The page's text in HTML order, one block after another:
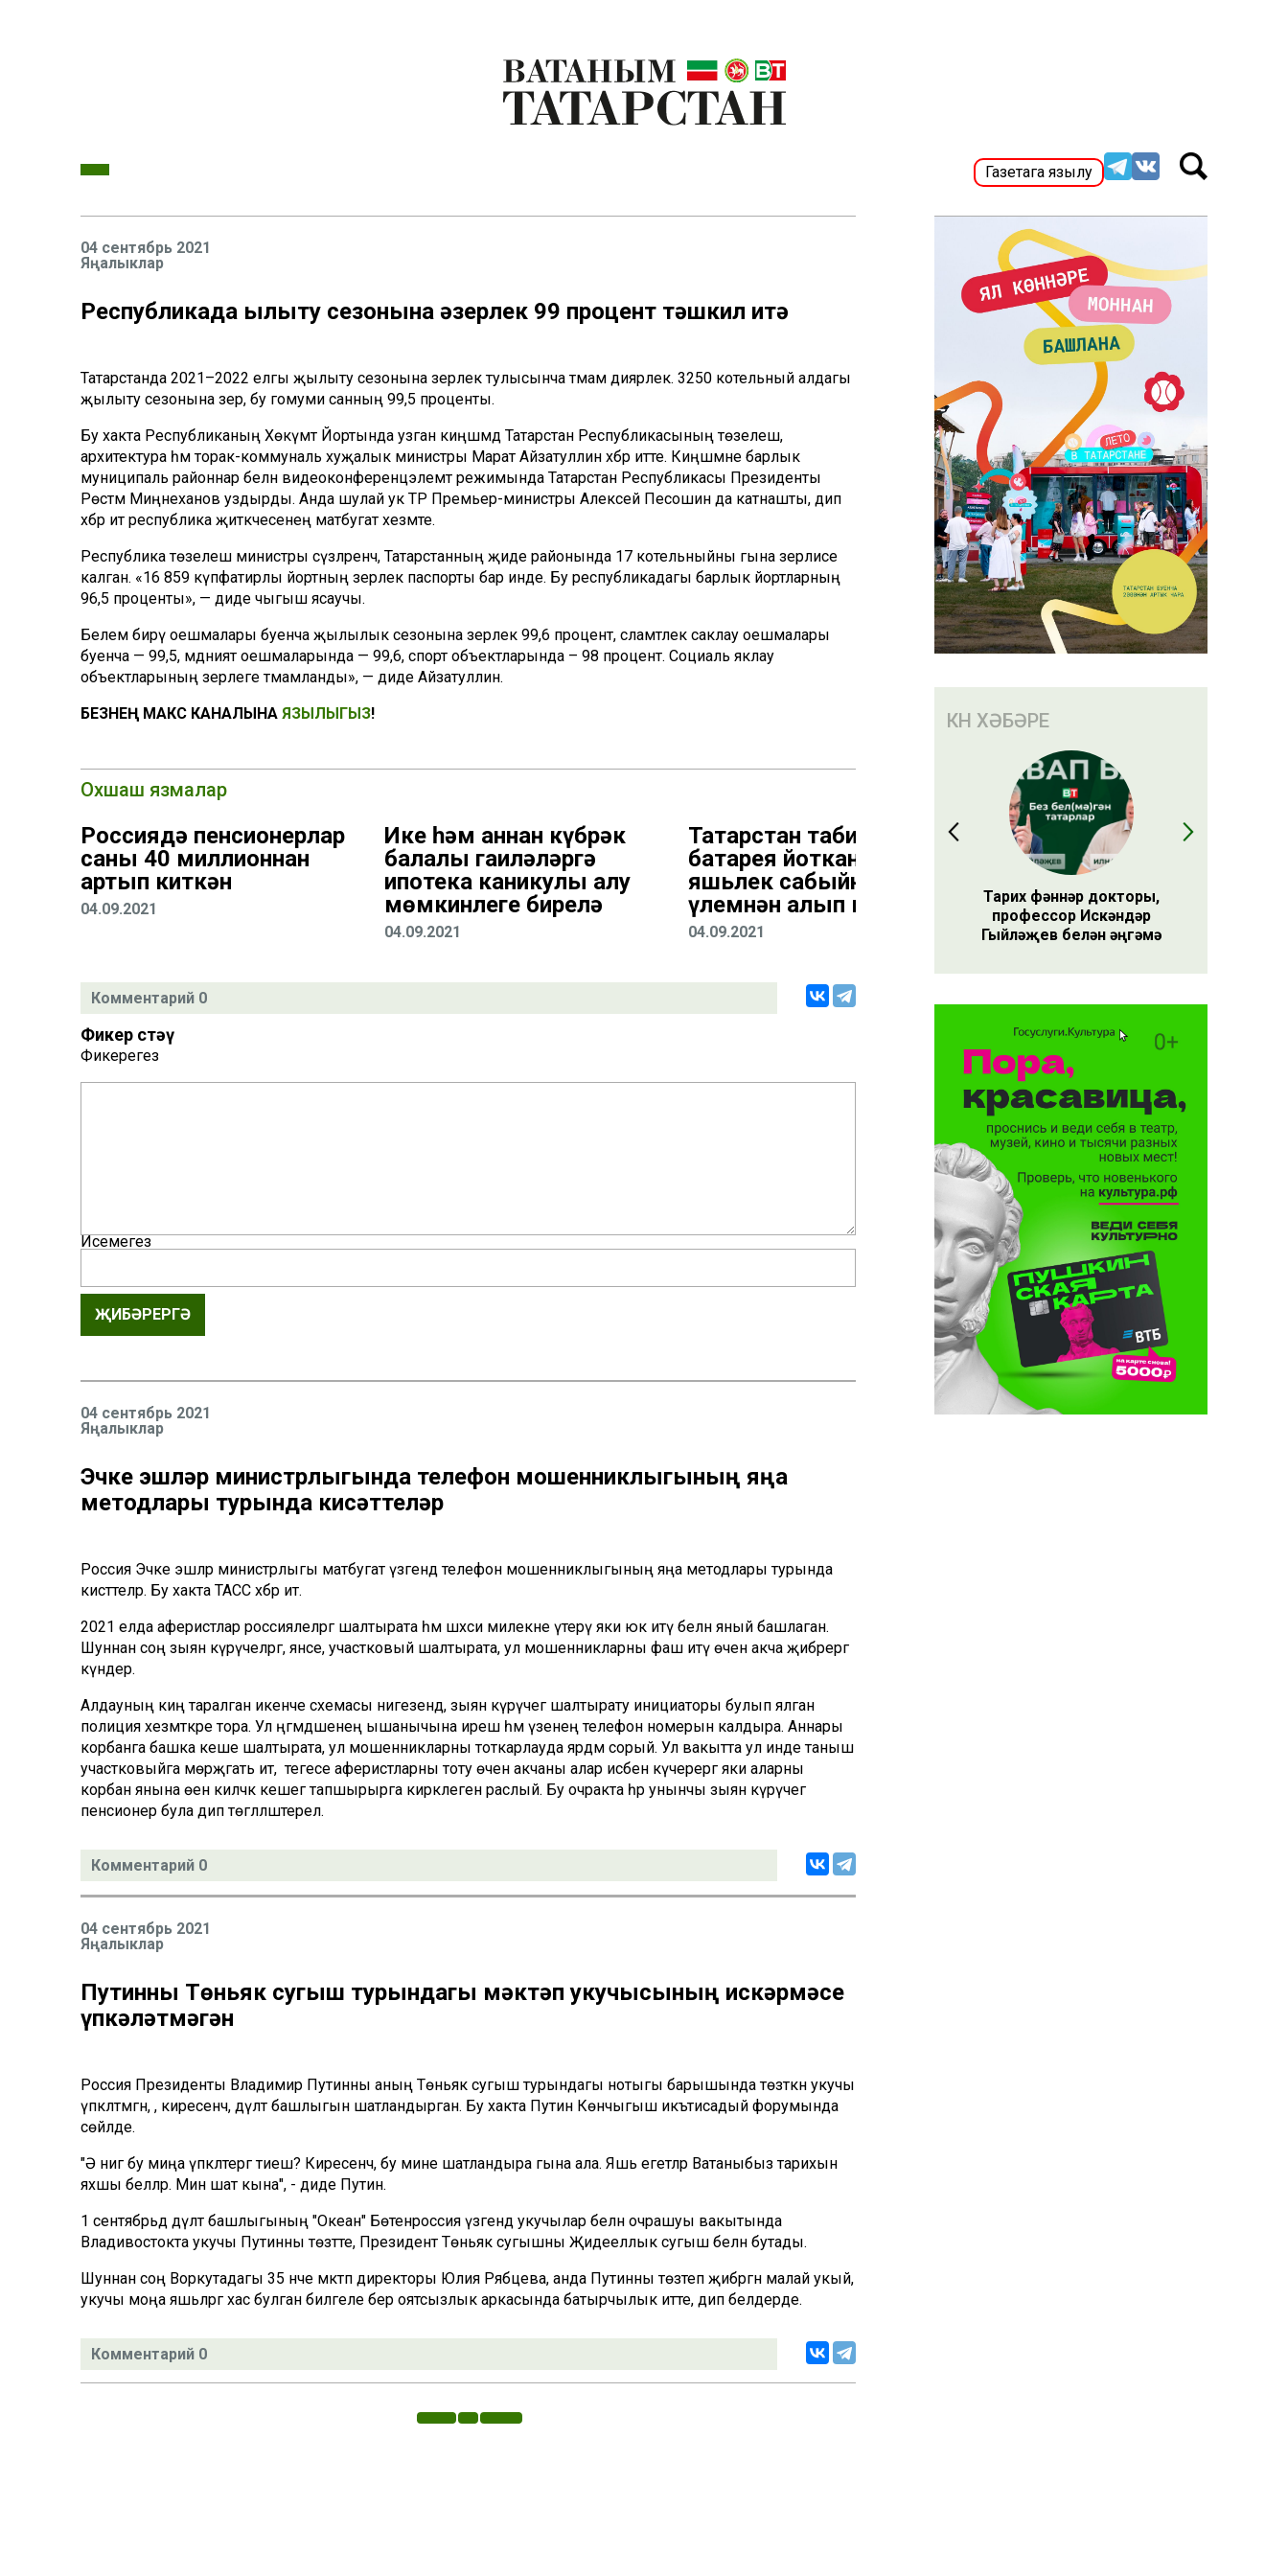
Газетага язылу
04 сентябрь 2021
Яңалыклар
Республикада җылыту сезонына әзерлек 99 процент тәшкил итә
Татарстанда 2021–2022 елгы җылыту сезонына әзерлек тулысынча тәмам диярлек. 3250 котельный алдагы
җылыту сезонына әзер, бу гомуми санның 99,5 проценты.
Бу хакта Республиканың Хөкүмәт Йортында узган киңәшмәдә Татарстан Республикасының төзелеш,
архитектура һәм торак-коммуналь хуҗалык министры Марат Айзатуллин хәбәр итте. Киңәшмәне барлык
муниципаль районнар белән видеоконференцэлемтә режимында Татарстан Республикасы Президенты
Рөстәм Миңнеханов уздырды. Анда шулай ук ТР Премьер-министры Алексей Песошин да катнашты, дип
хәбәр итә республика җитәкчесенең матбугат хезмәте.
Республика төзелеш министры сүзләренчә, Татарстанның җиде районында 17 котельныйны гына әзерлисе
калган. «16 859 күпфатирлы йортның әзерлек паспорты бар инде. Бу республикадагы барлык йортларның
96,5 проценты», — диде чыгыш ясаучы.
Белем бирү оешмалары буенча җылылык сезонына әзерлек 99,6 процент, сәламәтлек саклау оешмалары
буенча — 99,5, мәдәният оешмаларында — 99,6, спорт объектларында – 98 процент. Социаль яклау
объектларының әзерлеге тәмамланды», — диде Айзатуллин.
БЕЗНЕҢ МАКС КАНАЛЫНА ЯЗЫЛЫГЫЗ!
Охшаш язмалар
Россиядә пенсионерлар
саны 40 миллионнан
артып киткән
04.09.2021
Ике һәм аннан күбрәк
балалы гаиләләргә
ипотека каникулы алу
мөмкинлеге бирелә
04.09.2021
Татарстан табиблары
батарея йоткан бер
яшьлек сабыйны
үлемнән алып калган
04.09.2021
Комментарий 0
Фикер өстәү
Фикерегез
Исемегез
ҖИБӘРЕРГӘ
04 сентябрь 2021
Яңалыклар
Эчке эшләр министрлыгында телефон мошенниклыгының яңа
методлары турында кисәттеләр
Россия Эчке эшләр министрлыгы матбугат үзәгендә телефон мошенниклыгының яңа методлары турында
кисәттеләр. Бу хакта ТАСС хәбәр итә.
2021 елда аферистлар россиялеләргә шалтырата һәм шәхси милекне үтерү яки юк итү белән яный башлаган.
Шуннан соң зыян күрүчеләргә, янәсе, участковый шалтырата, ул мошенникларны фаш итү өчен акча җибәрергә
күндерә.
Алдауның киң таралган икенче схемасы нигезендә, зыян күрүчегә шалтырату инициаторы булып ялган
полиция хезмәткәре тора. Ул әңгәмәдәшенең ышанычына ирешә һәм үзенең телефон номерын калдыра. Аннары
корбанга башка кеше шалтырата, ул мошенникларны тоткарлауда ярдәм сорый. Ул вакытта ул инде таныш
участковыйга мөрәҗәгать итә, ә тегесе аферистларны тоту өчен акчаны алар исәбенә күчерергә яки аларны
корбан янына өенә киләчәк кешегә тапшырырга кирәклеген раслый. Бу очракта һәр унынчы зыян күрүчегә
пенсионер була дип төгәлләштерелә.
Комментарий 0
04 сентябрь 2021
Яңалыклар
Путинны Төньяк сугыш турындагы мәктәп укучысының искәрмәсе
үпкәләтмәгән
Россия Президенты Владимир Путинны аның Төньяк сугыш турындагы нотыгы барышында төзәткән укучы
үпкәләтмәгән, ә, киресенчә, дәүләт башлыгын шатландырган. Бу хакта Путин Көнчыгыш икътисадый форумында
сөйләде.
"Ә нигә бу миңа үпкәләтергә тиеш? Киресенчә, бу мине шатландыра гына ала. Яшь егетләр Ватаныбыз тарихын
яхшы беләләр. Мин шат кына", - диде Путин.
1 сентябрьдә дәүләт башлыгының "Океан" Бөтенроссия үзәгендә укучылар белән очрашуы вакытында
Владивостокта укучы Путинны төзәтте, Президент Төньяк сугышны Җидееллык сугыш белән бутады.
Шуннан соң Воркутадагы 35 нче мәктәп директоры Юлия Рябцева, анда Путинны төзәтеп җибәргән малай укый,
укучы моңа яшьләргә хас булган билгеле бер оятсызлык аркасында батырчылык итте, дип белдерде.
Комментарий 0
КӨН ХӘБӘРЕ
Тарих фәннәр докторы,
профессор Искәндәр
Гыйләҗев белән әңгәмә